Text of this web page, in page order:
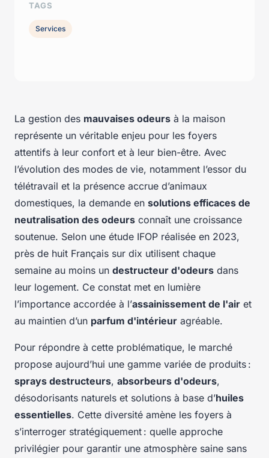
La gestion des mauvaises odeurs à la maison
représente un véritable enjeu pour les foyers
attentifs à leur confort et à leur bien-être. Avec
l’évolution des modes de vie, notamment l’essor du
télétravail et la présence accrue d’animaux
domestiques, la demande en solutions efficaces de
neutralisation des odeurs connaît une croissance
soutenue. Selon une étude IFOP réalisée en 2023,
près de huit Français sur dix utilisent chaque
semaine au moins un destructeur d'odeurs dans
leur logement. Ce constat met en lumière
l’importance accordée à l’assainissement de l'air et
au maintien d’un parfum d'intérieur agréable.
Pour répondre à cette problématique, le marché
propose aujourd’hui une gamme variée de produits :
sprays destructeurs, absorbeurs d'odeurs,
désodorisants naturels et solutions à base d’huiles
essentielles. Cette diversité amène les foyers à
s’interroger stratégiquement : quelle approche
privilégier pour garantir une atmosphère saine sans
TAGS
Services